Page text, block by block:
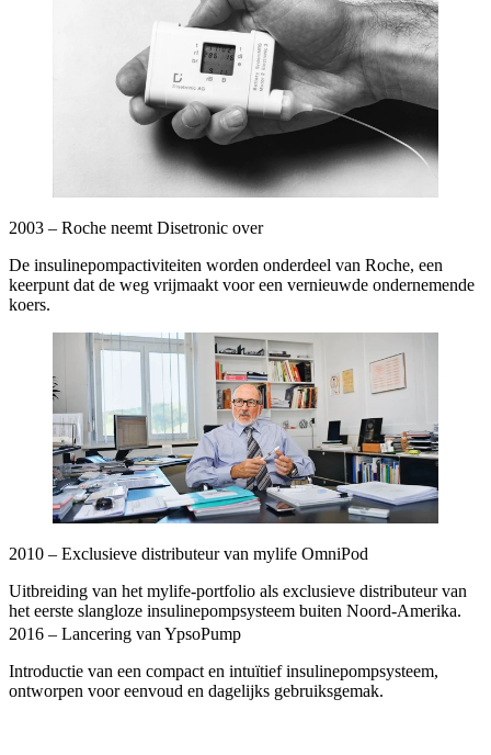
2003 – Roche neemt Disetronic over
De insulinepompactiviteiten worden onderdeel van Roche, een
keerpunt dat de weg vrijmaakt voor een vernieuwde ondernemende
koers.
2010 – Exclusieve distributeur van mylife OmniPod
Uitbreiding van het mylife-portfolio als exclusieve distributeur van
het eerste slangloze insulinepompsysteem buiten Noord-Amerika.
2016 – Lancering van YpsoPump
Introductie van een compact en intuïtief insulinepompsysteem,
ontworpen voor eenvoud en dagelijks gebruiksgemak.